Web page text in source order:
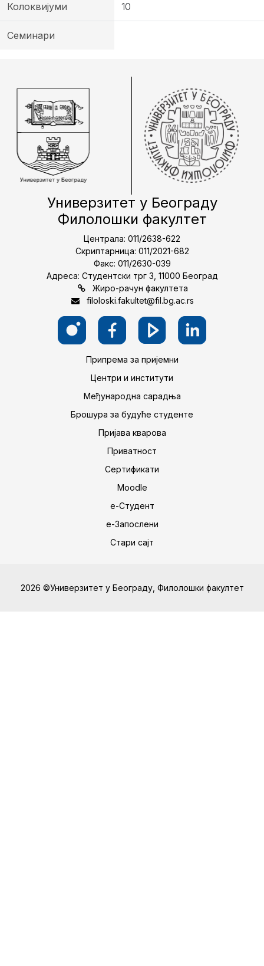
Колоквијуми 10
Семинари
Универзитет у Београду
Филолошки факултет
Централа: 011/2638-622
Скриптарница: 011/2021-682
Факс: 011/2630-039
Адреса: Студентски трг 3, 11000 Београд
Жиро-рачун факултета
filoloski.fakultet@fil.bg.ac.rs
Припрема за пријемни
Центри и институти
Међународна сарадња
Брошура за будуће студенте
Пријава кварова
Приватност
Сертификати
Moodle
е-Студент
е-Запослени
Стари сајт
2026 ©Универзитет у Београду, Филолошки факултет